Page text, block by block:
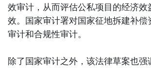
效审计，从而评估公私项目的经济效
效。国家审计署对国家征地拆建补偿
审计和合规性审计。
除了国家审计之外，该法律草案也强